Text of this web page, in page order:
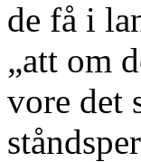
de få i
„att om
vore det